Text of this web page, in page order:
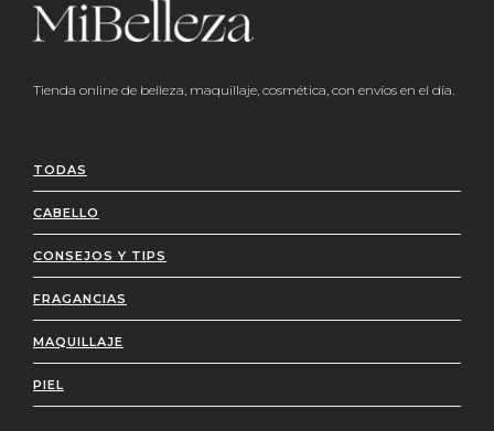
Tienda online de belleza, maquillaje, cosmética, con envíos en el día.
TODAS
CABELLO
CONSEJOS Y TIPS
FRAGANCIAS
MAQUILLAJE
PIEL